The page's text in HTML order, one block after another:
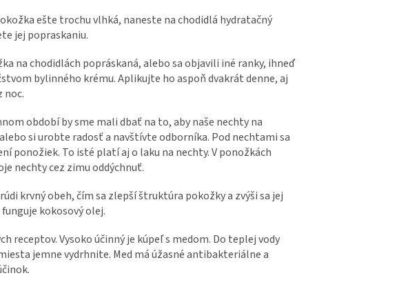
ešte trochu vlhká, naneste na chodidlá hydratačný
jej popraskaniu.
na chodidlách popráskaná, alebo sa objavili iné ranky, ihneď
bylinného krému. Aplikujte ho aspoň dvakrát denne, aj
noc.
období by sme mali dbať na to, aby naše nechty na
si urobte radosť a navštívte odborníka. Pod nechtami sa
ponožiek. To isté platí aj o laku na nechty. V ponožkách
nechty cez zimu oddýchnuť.
krvný obeh, čím sa zlepší štruktúra pokožky a zvýši sa jej
kokosový olej.
receptov. Vysoko účinný je kúpeľ s medom. Do teplej vody
jemne vydrhnite. Med má úžasné antibakteriálne a